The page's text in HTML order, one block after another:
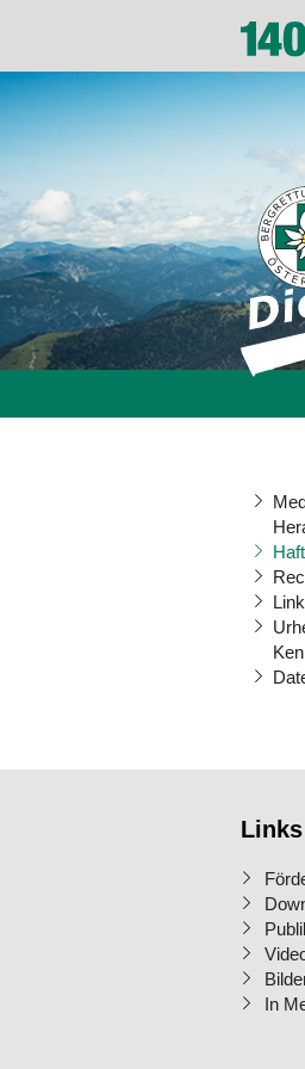
Links
In